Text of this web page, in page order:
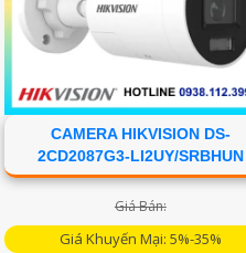
CAMERA HIKVISION DS-
2CD2087G3-LI2UY/SRBHUN
Giá Bán:
Giá Khuyến Mại: 5%-35%